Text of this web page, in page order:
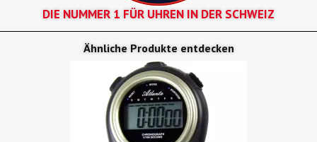
DIE NUMMER 1 FÜR UHREN IN DER SCHWEIZ
Ähnliche Produkte entdecken